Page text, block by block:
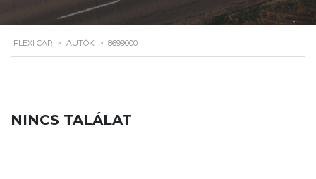
FLEXI CAR > AUTÓK > 8699000
NINCS TALÁLAT